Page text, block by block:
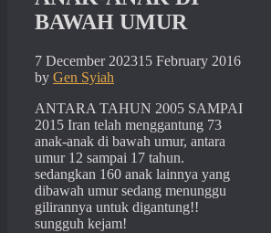
BAWAH UMUR
7 December 202315 February 2016
by Gen Syiah
ANTARA TAHUN 2005 SAMPAI
2015 Iran telah menggantung 73
anak-anak di bawah umur, antara
umur 12 sampai 17 tahun.
sedangkan 160 anak lainnya yang
dibawah umur sedang menunggu
gilirannya untuk digantung!!
sungguh kejam!